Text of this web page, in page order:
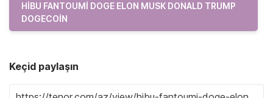
HIBU FANTOUMI DOGE ELON MUSK DONALD TRUMP
DOGECOIN
Keçid paylaşın